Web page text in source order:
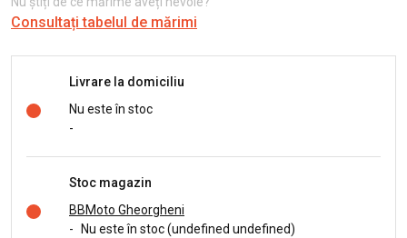
Consultați tabelul de mărimi
Livrare la domiciliu
Nu este în stoc
-
Stoc magazin
BBMoto Gheorgheni
-
Nu este în stoc (undefined undefined)